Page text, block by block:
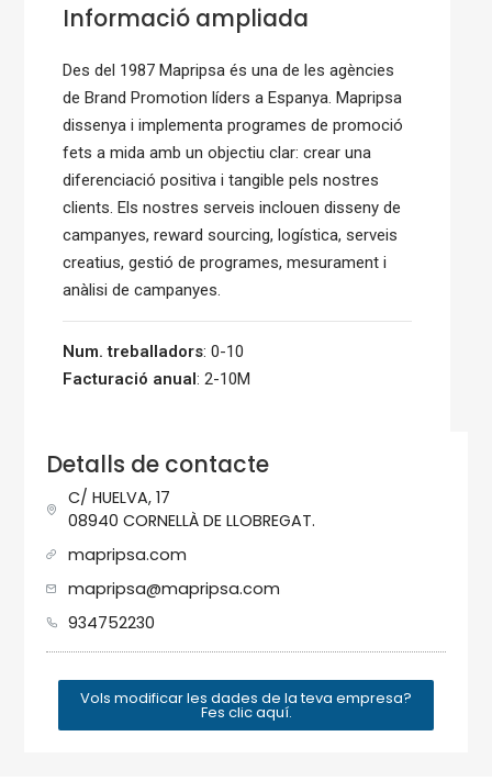
Informació ampliada
Des del 1987 Mapripsa és una de les agències
de Brand Promotion líders a Espanya. Mapripsa
dissenya i implementa programes de promoció
fets a mida amb un objectiu clar: crear una
diferenciació positiva i tangible pels nostres
clients. Els nostres serveis inclouen disseny de
campanyes, reward sourcing, logística, serveis
creatius, gestió de programes, mesurament i
anàlisi de campanyes.
Num. treballadors: 0-10
Facturació anual: 2-10M
Detalls de contacte
C/ HUELVA, 17
08940 CORNELLÀ DE LLOBREGAT.
mapripsa.com
mapripsa@mapripsa.com
934752230
Vols modificar les dades de la teva empresa?
Fes clic aquí.